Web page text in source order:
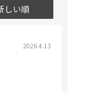
しい順
2026.4.13